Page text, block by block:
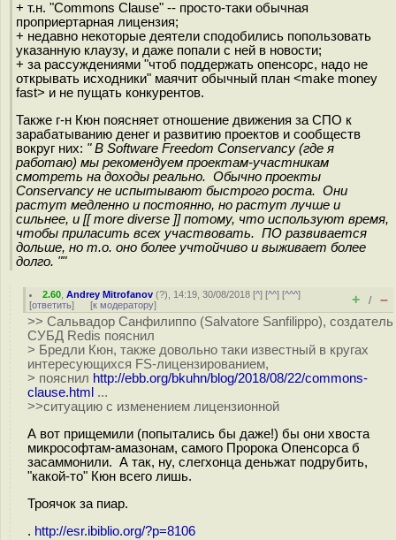
+ т.н. "Commons Clause" -- просто-таки обычная
проприертарная лицензия;
+ недавно некоторые деятели сподобились попользовать
указанную клаузу, и даже попали с ней в новости;
+ за рассуждениями "чтоб поддержать опенсорс, надо не
открывать исходники" маячит обычный план <make money
fast> и не пущать конкурентов.
Также г-н Кюн поясняет отношение движения за СПО к
зарабатыванию денег и развитию проектов и сообществ
вокруг них: " В Software Freedom Conservancy (где я
работаю) мы рекомендуем проектам-участникам
смотреть на доходы реально. Обычно проекты
Conservancy не испытывают быстрого роста. Они
растут медленно и постоянно, но растут лучше и
сильнее, и [[ more diverse ]] потому, что используют время,
чтобы приласить всех участвовать. ПО развивается
дольше, но т.о. оно более учтойчиво и выживает более
долго. ""
2.60 ,Andrey Mitrofanov (?), 14:19, 30/08/2018 [^] [^^] [^^^]
[ответить] [к модератору] + / –
>> Сальвадор Санфилиппо (Salvatore Sanfilippo), создатель
СУБД Redis пояснил
> Бредли Кюн, также довольно таки известный в кругах
интересующихся FS-лицензированием,
> пояснил http://ebb.org/bkuhn/blog/2018/08/22/commons-
clause.html ...
>>ситуацию с изменением лицензионной
А вот прищемили (попытались бы даже!) бы они хвоста
микрософтам-амазонам, самого Пророка Опенсорса б
засаммонили. А так, ну, слегхонца деньжат подрубить,
"какой-то" Кюн всего лишь.
Троячок за пиар.
. http://esr.ibiblio.org/?p=8106